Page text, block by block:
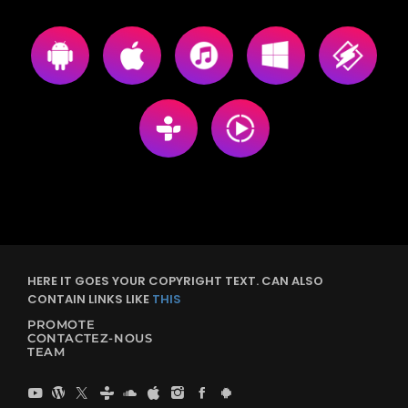
HERE IT GOES YOUR COPYRIGHT TEXT. CAN ALSO
CONTAIN LINKS LIKE THIS
PROMOTE
CONTACTEZ-NOUS
TEAM